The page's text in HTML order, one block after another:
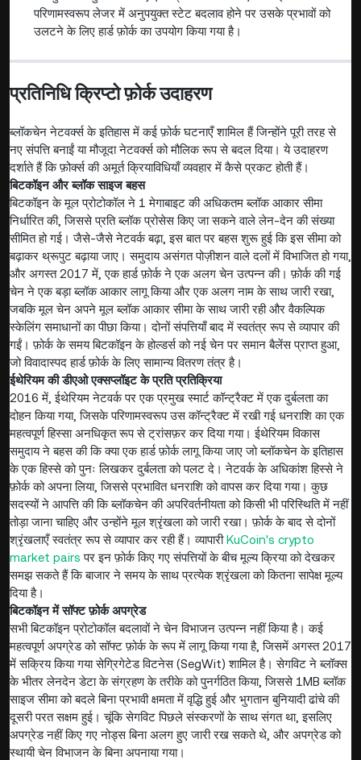
परिणामस्वरूप लेजर में अनुपयुक्त स्टेट बदलाव होने पर उसके प्रभावों को
उलटने के लिए हार्ड फ़ोर्क का उपयोग किया गया है।
प्रतिनिधि क्रिप्टो फ़ोर्क उदाहरण
ब्लॉकचेन नेटवर्क्स के इतिहास में कई फ़ोर्क घटनाएँ शामिल हैं जिन्होंने पूरी तरह से
नए संपत्ति बनाईं या मौजूदा नेटवर्क्स को मौलिक रूप से बदल दिया। ये उदाहरण
दर्शाते हैं कि फ़ोर्क्स की अमूर्त क्रियाविधियाँ व्यवहार में कैसे प्रकट होती हैं।
बिटकॉइन और ब्लॉक साइज बहस
बिटकॉइन के मूल प्रोटोकॉल ने 1 मेगाबाइट की अधिकतम ब्लॉक आकार सीमा
निर्धारित की, जिससे प्रति ब्लॉक प्रोसेस किए जा सकने वाले लेन-देन की संख्या
सीमित हो गई। जैसे-जैसे नेटवर्क बढ़ा, इस बात पर बहस शुरू हुई कि इस सीमा को
बढ़ाकर थ्रूपुट बढ़ाया जाए। समुदाय असंगत पोज़ीशन वाले दलों में विभाजित हो गया,
और अगस्त 2017 में, एक हार्ड फ़ोर्क ने एक अलग चेन उत्पन्न की। फ़ोर्क की गई
चेन ने एक बड़ा ब्लॉक आकार लागू किया और एक अलग नाम के साथ जारी रखा,
जबकि मूल चेन अपने मूल ब्लॉक आकार सीमा के साथ जारी रही और वैकल्पिक
स्केलिंग समाधानों का पीछा किया। दोनों संपत्तियाँ बाद में स्वतंत्र रूप से व्यापार की
गईं। फ़ोर्क के समय बिटकॉइन के होल्डर्स को नई चेन पर समान बैलेंस प्राप्त हुआ,
जो विवादास्पद हार्ड फ़ोर्क के लिए सामान्य वितरण तंत्र है।
ईथेरियम की डीएओ एक्सप्लॉइट के प्रति प्रतिक्रिया
2016 में, ईथेरियम नेटवर्क पर एक प्रमुख स्मार्ट कॉन्ट्रैक्ट में एक दुर्बलता का
दोहन किया गया, जिसके परिणामस्वरूप उस कॉन्ट्रैक्ट में रखी गई धनराशि का एक
महत्वपूर्ण हिस्सा अनधिकृत रूप से ट्रांसफ़र कर दिया गया। ईथेरियम विकास
समुदाय ने बहस की कि क्या एक हार्ड फ़ोर्क लागू किया जाए जो ब्लॉकचेन के इतिहास
के एक हिस्से को पुनः लिखकर दुर्बलता को पलट दे। नेटवर्क के अधिकांश हिस्से ने
फ़ोर्क को अपना लिया, जिससे प्रभावित धनराशि को वापस कर दिया गया। कुछ
सदस्यों ने आपत्ति की कि ब्लॉकचेन की अपरिवर्तनीयता को किसी भी परिस्थिति में नहीं
तोड़ा जाना चाहिए और उन्होंने मूल श्रृंखला को जारी रखा। फ़ोर्क के बाद से दोनों
श्रृंखलाएँ स्वतंत्र रूप से व्यापार कर रही हैं। व्यापारीKuCoin's crypto
market pairs पर इन फ़ोर्क किए गए संपत्तियों के बीच मूल्य क्रिया को देखकर
समझ सकते हैं कि बाजार ने समय के साथ प्रत्येक श्रृंखला को कितना सापेक्ष मूल्य
दिया है।
बिटकॉइन में सॉफ्ट फ़ोर्क अपग्रेड
सभी बिटकॉइन प्रोटोकॉल बदलावों ने चेन विभाजन उत्पन्न नहीं किया है। कई
महत्वपूर्ण अपग्रेड को सॉफ्ट फ़ोर्क के रूप में लागू किया गया है, जिसमें अगस्त 2017
में सक्रिय किया गया सेग्रिगेटेड विटनेस (SegWit) शामिल है। सेगविट ने ब्लॉक्स
के भीतर लेनदेन डेटा के संग्रहण के तरीके को पुनर्गठित किया, जिससे 1MB ब्लॉक
साइज सीमा को बदले बिना प्रभावी क्षमता में वृद्धि हुई और भुगतान बुनियादी ढांचे की
दूसरी परत सक्षम हुई। चूंकि सेगविट पिछले संस्करणों के साथ संगत था, इसलिए
अपग्रेड नहीं किए गए नोड्स बिना अलग हुए जारी रख सकते थे, और अपग्रेड को
स्थायी चेन विभाजन के बिना अपनाया गया।